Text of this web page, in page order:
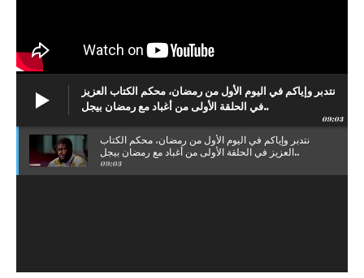
نتدبر وإياكم في اليوم الأول من رمضان، محكم الكتاب العزيز
في الحلقة الأولى من أغباد مع رمضان بيجل..
09:03
نتدبر وإياكم في اليوم الأول من رمضان، محكم الكتاب
العزيز في الحلقة الأولى من أغباد مع رمضان بيجل..
09:03